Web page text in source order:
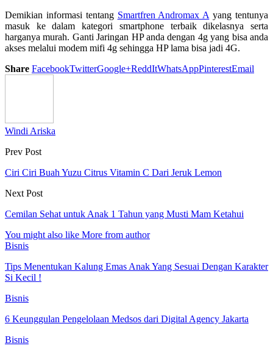
Demikian informasi tentang Smartfren Andromax A yang tentunya
masuk ke dalam kategori smartphone terbaik dikelasnya serta
harganya murah. Ganti Jaringan HP anda dengan 4g yang bisa anda
akses melalui modem mifi 4g sehingga HP lama bisa jadi 4G.
Share FacebookTwitterGoogle+ReddItWhatsAppPinterestEmail
Windi Ariska
Prev Post
Ciri Ciri Buah Yuzu Citrus Vitamin C Dari Jeruk Lemon
Next Post
Cemilan Sehat untuk Anak 1 Tahun yang Musti Mam Ketahui
You might also like More from author
Bisnis
Tips Menentukan Kalung Emas Anak Yang Sesuai Dengan Karakter
Si Kecil !
Bisnis
6 Keunggulan Pengelolaan Medsos dari Digital Agency Jakarta
Bisnis